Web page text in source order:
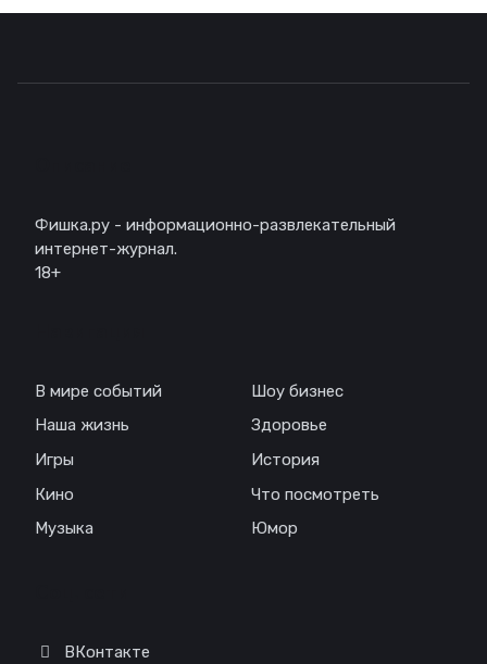
Фишка.ру - информационно-развлекательный
интернет-журнал.
18+
В мире событий
Наша жизнь
Игры
Кино
Музыка
Шоу бизнес
Здоровье
История
Что посмотреть
Юмор
ВКонтакте